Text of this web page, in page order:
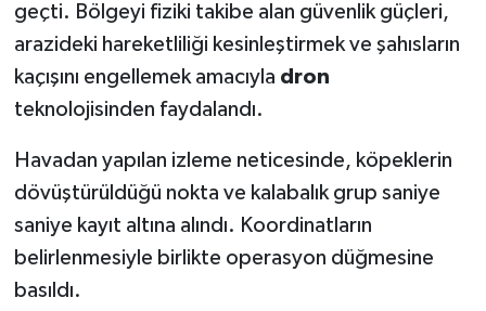
geçti. Bölgeyi fiziki takibe alan güvenlik güçleri,
arazideki hareketliliği kesinleştirmek ve şahısların
kaçışını engellemek amacıyla dron
teknolojisinden faydalandı.
Havadan yapılan izleme neticesinde, köpeklerin
dövüştürüldüğü nokta ve kalabalık grup saniye
saniye kayıt altına alındı. Koordinatların
belirlenmesiyle birlikte operasyon düğmesine
basıldı.